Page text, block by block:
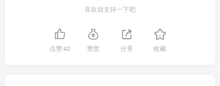
喜欢就支持一下吧
点赞42 赞赏 分享 收藏